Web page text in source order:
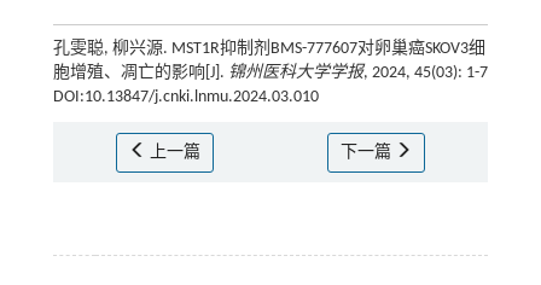
孔雯聪, 柳兴源. MST1R抑制剂BMS-777607对卵巢癌SKOV3细
胞增殖、凋亡的影响[J]. 锦州医科大学学报, 2024, 45(03): 1-7
DOI:10.13847/j.cnki.lnmu.2024.03.010
上一篇 下一篇